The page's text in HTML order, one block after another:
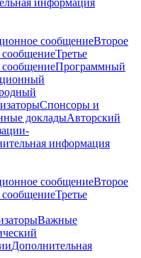
информация
сообщениеВторое
Третье
Программный
Спонсоры и
докладыАвторский
информация
сообщениеВторое
Третье
Важные
Дополнительная